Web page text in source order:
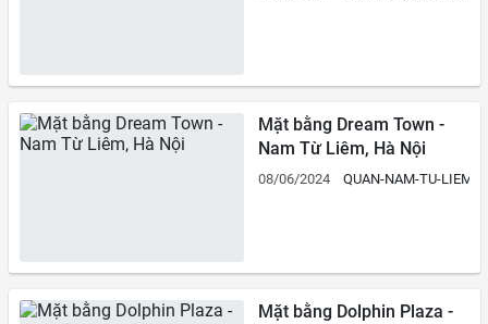
Mặt bằng Dream Town -
Nam Từ Liêm, Hà Nội
08/06/2024 QUAN-NAM-TU-LIEM
Mặt bằng Dolphin Plaza -